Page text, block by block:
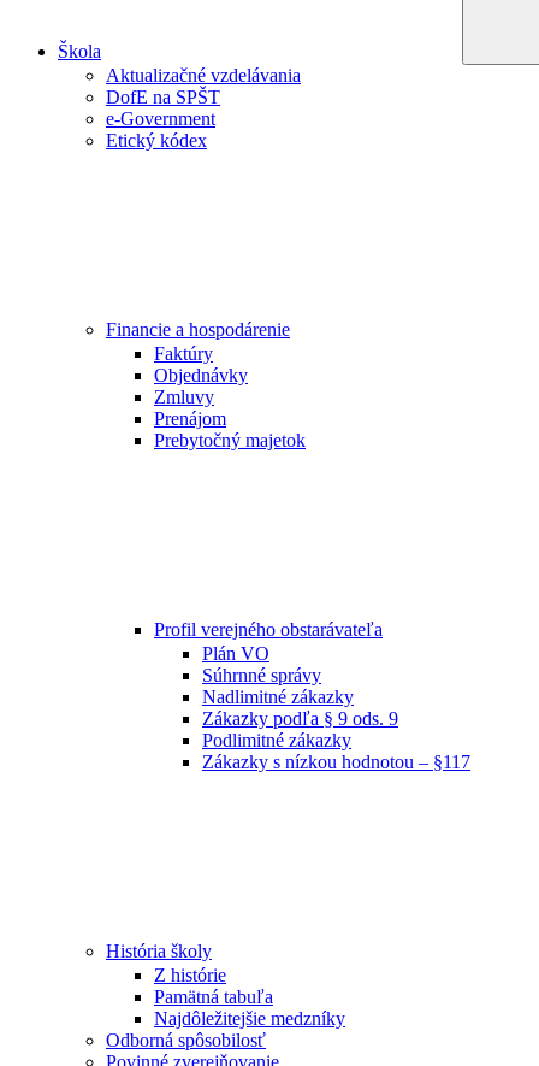
Škola
Aktualizačné vzdelávania
DofE na SPŠT
e-Government
Etický kódex
Financie a hospodárenie
Faktúry
Objednávky
Zmluvy
Prenájom
Prebytočný majetok
Profil verejného obstarávateľa
Plán VO
Súhrnné správy
Nadlimitné zákazky
Zákazky podľa § 9 ods. 9
Podlimitné zákazky
Zákazky s nízkou hodnotou – §117
História školy
Z histórie
Pamätná tabuľa
Najdôležitejšie medzníky
Odborná spôsobilosť
Povinné zverejňovanie